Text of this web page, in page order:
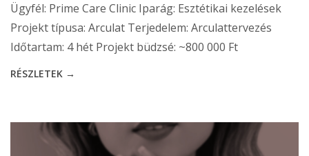
Ügyfél: Prime Care Clinic Iparág: Esztétikai kezelések
Projekt típusa: Arculat Terjedelem: Arculattervezés
Időtartam: 4 hét Projekt büdzsé: ~800 000 Ft
RÉSZLETEK →